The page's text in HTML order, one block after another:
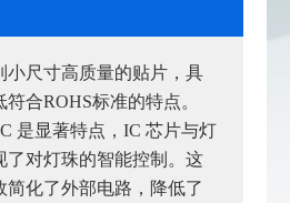
小尺寸高质量的贴片，具
合ROHS标准的特点。
是显著特点，IC 芯片与灯
了对灯珠的智能控制。这
简化了外部电路，降低了